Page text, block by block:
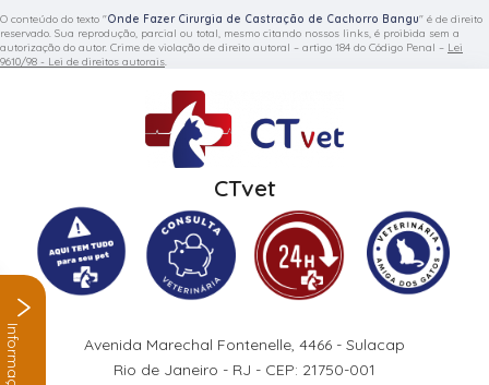
O conteúdo do texto "Onde Fazer Cirurgia de Castração de Cachorro Bangu" é de direito
reservado. Sua reprodução, parcial ou total, mesmo citando nossos links, é proibida sem a
autorização do autor. Crime de violação de direito autoral – artigo 184 do Código Penal – Lei
9610/98 - Lei de direitos autorais.
CTvet
Avenida Marechal Fontenelle, 4466 - Sulacap
Rio de Janeiro - RJ - CEP: 21750-001
Informações